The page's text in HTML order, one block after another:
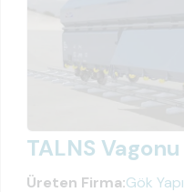
TALNS Vagonu
Üreten Firma:Gök Yapı